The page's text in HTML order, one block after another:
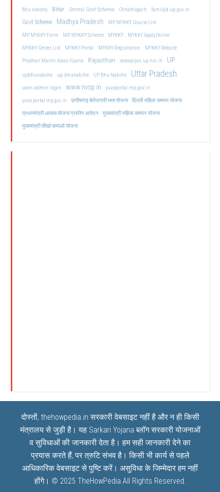
Bhu naksha Bihar Central Govt Scheme Chhattisgarh familyid.up.gov.in
Govt Scheme Madhya Pradesh
MP MYKKY Course List
MP MYKKY Form
MP MYKKY Scheme MYKKY
MYKKY Apply Online
MYKKY Center List
MYKKY Portal MYKKY Registration
MYKKY Website
Pradhan Mantri Awas Yojana
Rajasthan sewayojan.up.nic.in UP
upbhunaksha up bhunaksha UP Bhu Naksha Uttar Pradesh
uwin admin login www.nvsp.in
yuvaportal.mp.gov.in
yuva portal mp gov.in
छत्तीसगढ़ बेरोजगारी भत्ता योजना दिल्ली महिला सम्मान योजना
प्रधानमंत्री आवास योजना ग्रामीण आवेदन मुख्यमंत्री महिला सम्मान योजना
मुख्यमंत्री सीखो कमाओ योजना
दोस्तों, thehowpedia.in सरकारी वेबसाइट नहीं है और न ही किसी
मंत्रालय से जुड़ी है। यह Sarkari Yojana ब्लॉग सरकारी योजनाओं
व सुविधाओं की जानकारी देता है। हम सही जानकारी देने का
प्रयास करते हैं, पर त्रुटि संभव है। किसी भी कार्य से पहले
आधिकारिक वेबसाइट से पुष्टि करें। असुविधा के जिम्मेदार हम नहीं
होंगे। © 2025 TheHowPedia All Rights Reserved.